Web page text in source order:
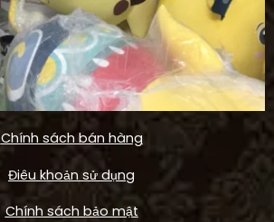
Chính sách bán hàng
Điêu khoản sử dụng
Chính sách bảo mật